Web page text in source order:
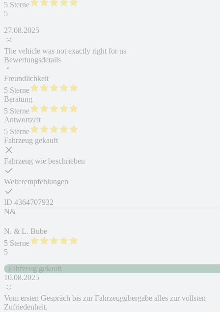
5 Sterne
5
27.08.2025
The vehicle was not exactly right for us
Bewertungsdetails
Freundlichkeit
5 Sterne
Beratung
5 Sterne
Antwortzeit
5 Sterne
Fahrzeug gekauft
Fahrzeug wie beschrieben
Weiterempfehlungen
ID 4364707932
N&
N. & L. Bube
5 Sterne
5
Fahrzeug gekauft
10.08.2025
Vom ersten Gespräch bis zur Fahrzeugübergabe alles zur vollsten
Zufriedenheit.